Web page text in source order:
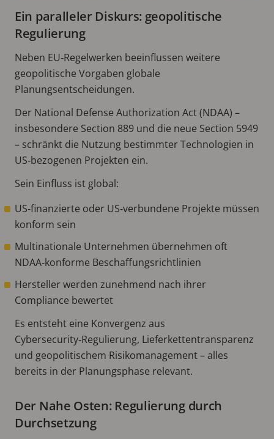
Ein paralleler Diskurs: geopolitische
Regulierung
Neben EU‑Regelwerken beeinflussen weitere
geopolitische Vorgaben globale
Planungsentscheidungen.
Der National Defense Authorization Act (NDAA) –
insbesondere Section 889 und die neue Section 5949
– schränkt die Nutzung bestimmter Technologien in
US‑bezogenen Projekten ein.
Sein Einfluss ist global:
US‑finanzierte oder US‑verbundene Projekte müssen
konform sein
Multinationale Unternehmen übernehmen oft
NDAA‑konforme Beschaffungsrichtlinien
Hersteller werden zunehmend nach ihrer
Compliance bewertet
Es entsteht eine Konvergenz aus
Cybersecurity‑Regulierung, Lieferkettentransparenz
und geopolitischem Risikomanagement – alles
bereits in der Planungsphase relevant.
Der Nahe Osten: Regulierung durch
Durchsetzung